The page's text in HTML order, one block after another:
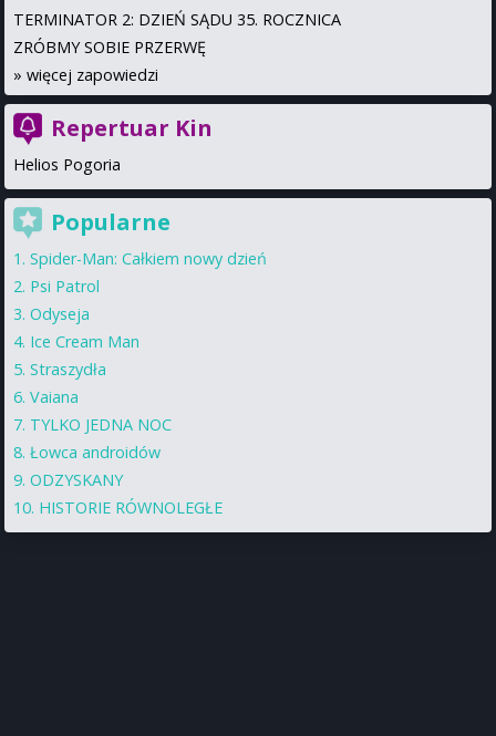
TERMINATOR 2: DZIEŃ SĄDU 35. ROCZNICA
ZRÓBMY SOBIE PRZERWĘ
» więcej zapowiedzi
Repertuar Kin
Helios Pogoria
Popularne
Spider-Man: Całkiem nowy dzień
Psi Patrol
Odyseja
Ice Cream Man
Straszydła
Vaiana
TYLKO JEDNA NOC
Łowca androidów
ODZYSKANY
HISTORIE RÓWNOLEGŁE